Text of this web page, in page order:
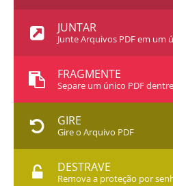
JUNTAR
Junte Arquivos PDF em um
FRAGMENTE
Separe um único PDF
GIRE
Gire o Arquivo PDF
DESTRAVE
Remova a proteção por